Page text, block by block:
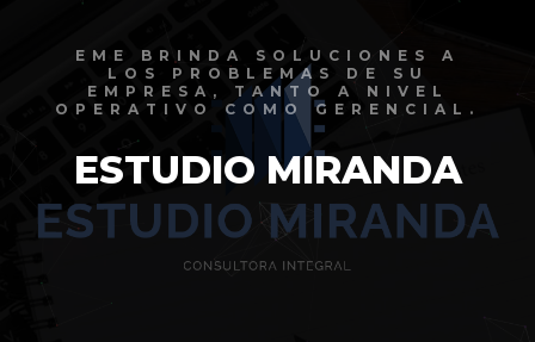
EME BRINDA SOLUCIONES A
LOS PROBLEMAS DE SU
EMPRESA, TANTO A NIVEL
OPERATIVO COMO GERENCIAL.
ESTUDIO MIRANDA